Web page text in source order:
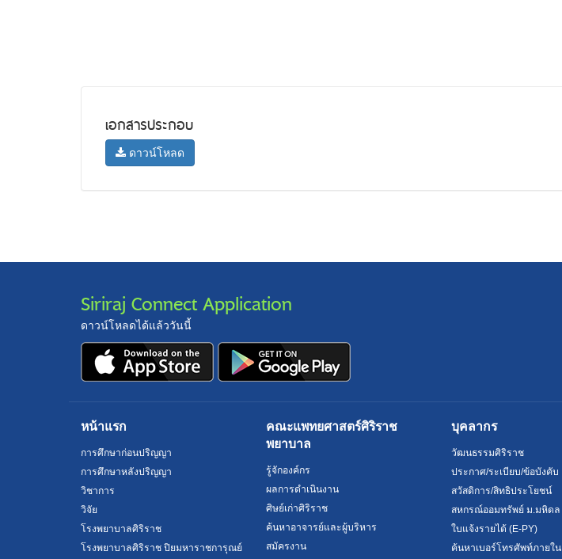
เอกสารประกอบ
ดาวน์โหลด
Siriraj Connect Application
ดาวน์โหลดได้แล้ววันนี้
หน้าแรก
การศึกษาก่อนปริญญา
การศึกษาหลังปริญญา
วิชาการ
วิจัย
โรงพยาบาลศิริราช
โรงพยาบาลศิริราช ปิยมหาราชการุณย์
คณะแพทยศาสตร์ศิริราช
พยาบาล
รู้จักองค์กร
ผลการดำเนินงาน
ศิษย์เก่าศิริราช
ค้นหาอาจารย์และผู้บริหาร
สมัครงาน
บุคลากร
วัฒนธรรมศิริราช
ประกาศ/ระเบียบ/ข้อบังคับ
สวัสดิการ/สิทธิประโยชน์
สหกรณ์ออมทรัพย์ ม.มหิดล
ใบแจ้งรายได้ (E-PY)
ค้นหาเบอร์โทรศัพท์ภายใน